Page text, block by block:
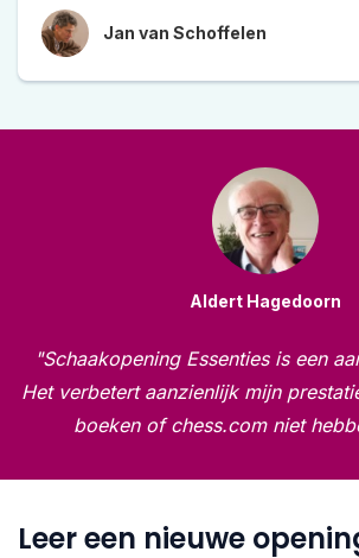
Jan van Schoffelen
Aldert Hagedoorn
"Schaakopening Essenties is een
Het verbetert aanzienlijk mijn
boeken of chess.com niet
Leer een nieuwe